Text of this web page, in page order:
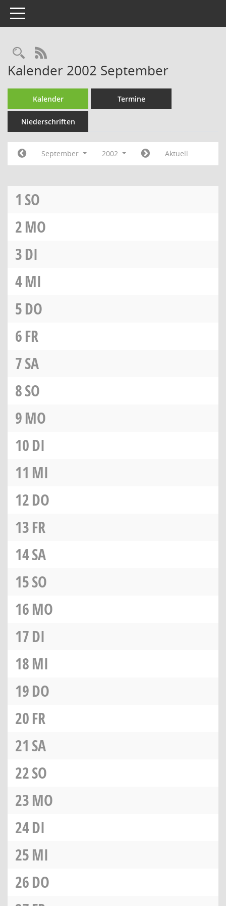
Toggle navigation
Rechercheauswahl
RSS-Feed
Kalender 2002 September
Kalender Termine
Niederschriften
September 2002 Aktuell
1 SO
2MO
3DI
4MI
5DO
6FR
7SA
8SO
9MO
10DI
11 MI
12DO
13FR
14SA
15SO
16MO
17DI
18MI
19DO
20FR
21 SA
22SO
23MO
24DI
25MI
26DO